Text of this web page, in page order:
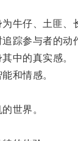
仔、土匪、
参与者的动
中的真实感。
和情感。
世界。